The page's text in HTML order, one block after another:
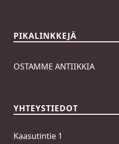
PIKALINKKEJÄ
OSTAMME ANTIIKKIA
YHTEYSTIEDOT
Kaasutintie 1